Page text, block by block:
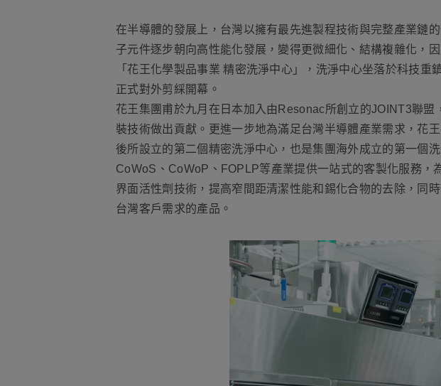
在半導體的發展上，台灣以擁有最先進製程技術與完整產業鏈
子元件逐步朝向高性能化發展，變得更微細化、結構複雜化，
「花王化學製品事業 精密洗淨中心」，洗淨中心坐落於科技
正式對外剪綵開幕。
花王集團甫於九月在日本加入由Resonac所創立的JOINT3聯
裝技術做出貢獻。更進一步地為滿足台灣半導體產業需求，花
後所設立的第二個精密洗淨中心，也是集團海外成立的第一個
CoWoS、CoWoP、FOPLP等產業提供一站式的客製化服務
界面活性劑技術，提高窄間距清潔性能和錫化合物的去除，同
台灣客戶需求的產品。